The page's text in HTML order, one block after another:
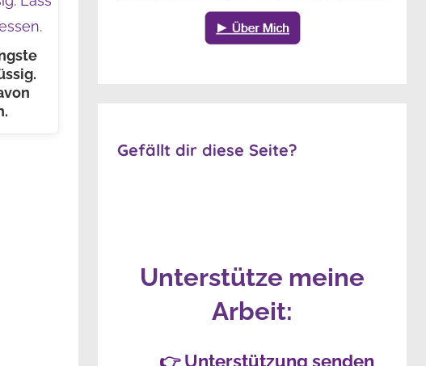
Gefällt dir diese Seite?
Unterstütze meine
Arbeit:
👉 Unterstützung senden